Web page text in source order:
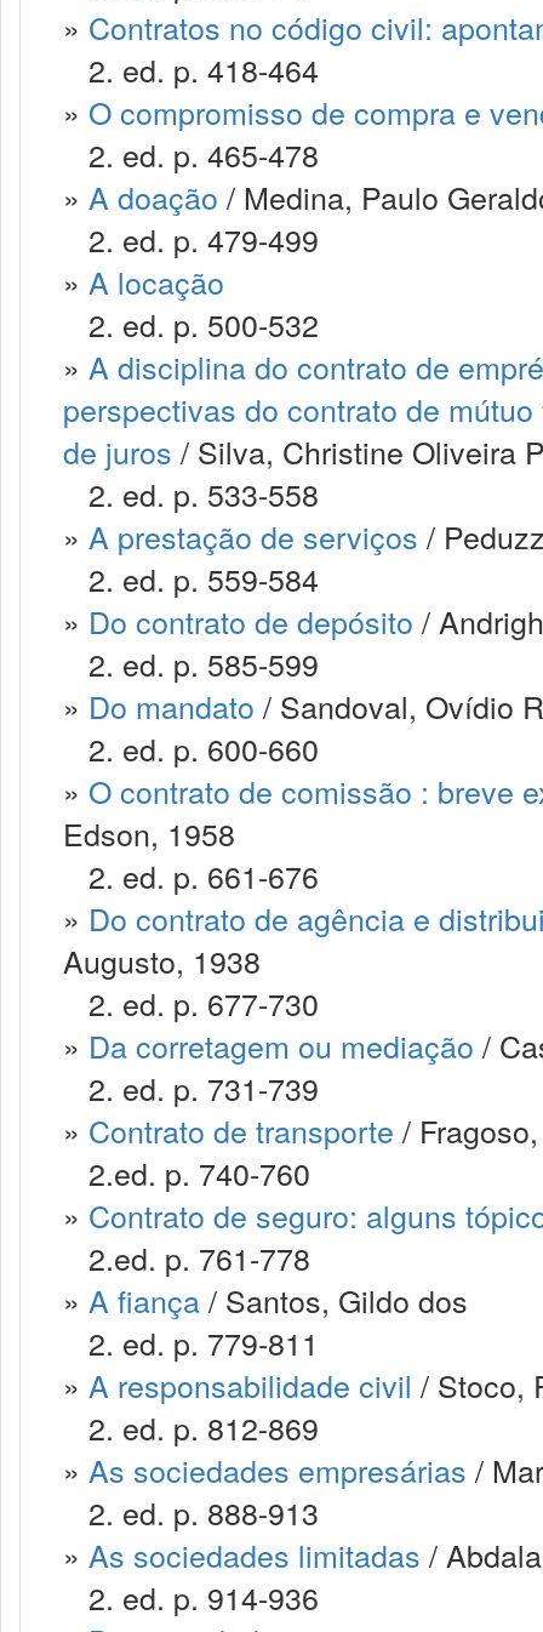
» Contratos no código civil:
2. ed. p. 418-464
» O compromisso de compra e
2. ed. p. 465-478
» A doação / Medina, Paulo
2. ed. p. 479-499
» A locação
2. ed. p. 500-532
» A disciplina do contrato de
perspectivas do contrato de
de juros / Silva, Christine Oliveira
2. ed. p. 533-558
» A prestação de serviços /
2. ed. p. 559-584
» Do contrato de depósito /
2. ed. p. 585-599
» Do mandato / Sandoval, Ovídio
2. ed. p. 600-660
» O contrato de comissão : breve
Edson, 1958
2. ed. p. 661-676
» Do contrato de agência e
Augusto, 1938
2. ed. p. 677-730
» Da corretagem ou mediação /
2. ed. p. 731-739
» Contrato de transporte /
2.ed. p. 740-760
» Contrato de seguro: alguns
2.ed. p. 761-778
» A fiança/ Santos, Gildo dos
2. ed. p. 779-811
» A responsabilidade civil / Stoco,
2. ed. p. 812-869
» As sociedades empresárias /
2. ed. p. 888-913
» As sociedades limitadas /
2. ed. p. 914-936